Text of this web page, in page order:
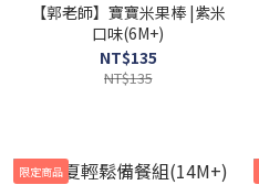
【郭老師】寶寶米果棒 |紫米
口味(6M+)
NT$135
NT$135
限定商品